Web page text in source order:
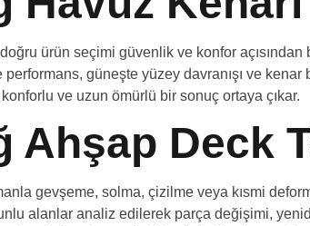
ürün seçimi güvenlik ve konfor
güneşte yüzey davranışı ve
ve uzun ömürlü bir sonuç ortaya çıkar.
Ahşap Deck
gevşeme, solma, çizilme veya kısmi
alanlar analiz edilerek parça değişimi,